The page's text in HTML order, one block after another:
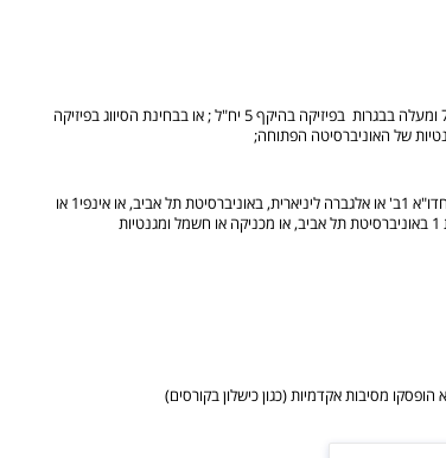
ציון 70 ומעלה בבגרות בפיזיקה בהיקף 5 יח"ל ; או בבחינת הסיווג בפיזיקה
ציון 80 ומעלה בכל אחד וממוצע 85 ומעלה בקורסים הבאים: חדו"א 1א' או חדו"א 1ב' או אלגברה ליניארית, באוניברסיטת תל אביב, או אינפי1 או
פיסיקה קלאסית 1 באוניברסיטת תל אביב, או מכניקה או חשמל ומגנטיות